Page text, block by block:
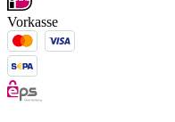
Vorkasse